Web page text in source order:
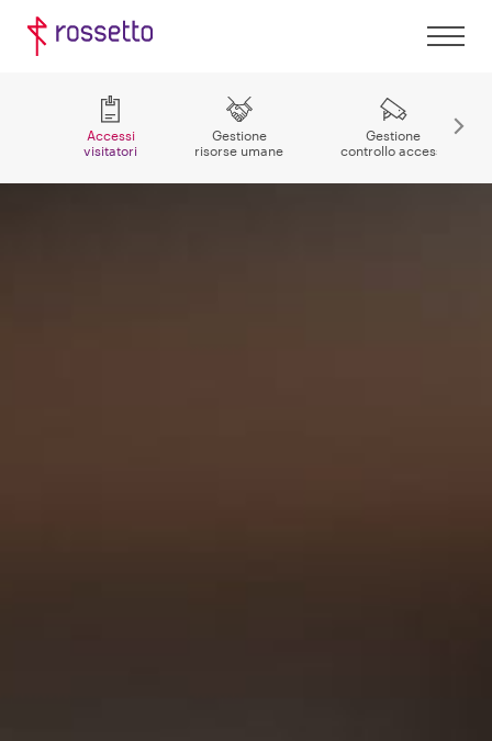
Accessi
visitatori
Gestione
risorse umane
Gestione
controllo accessi